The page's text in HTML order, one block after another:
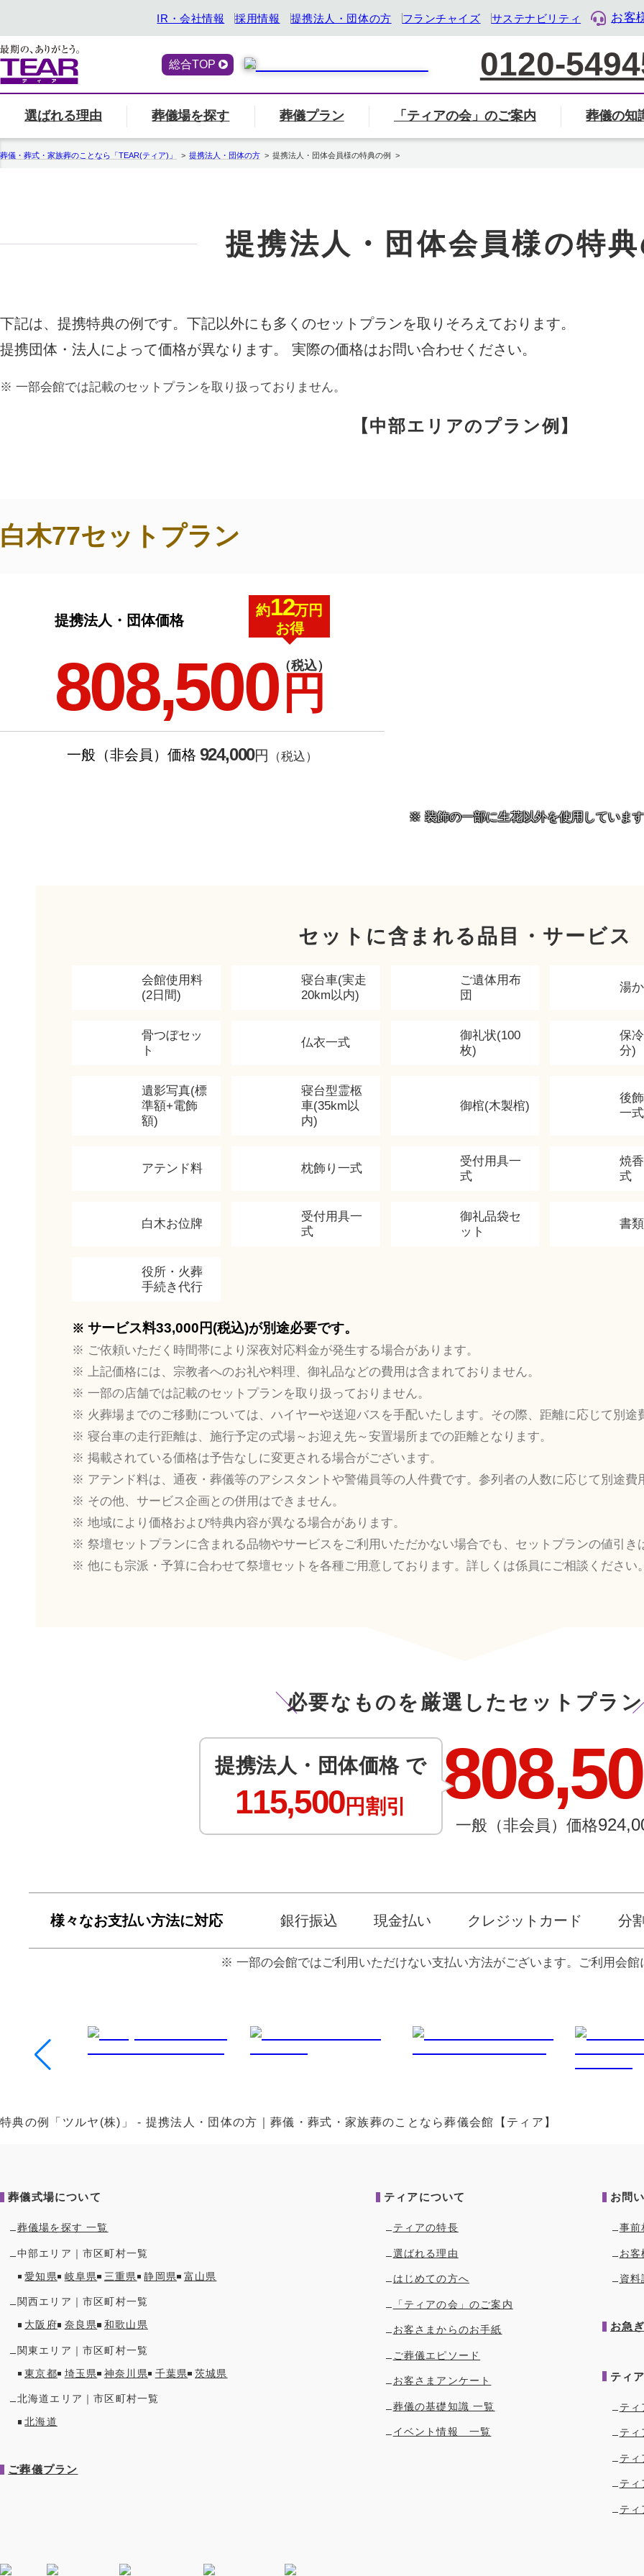
IR・会社情報 採用情報 提携法人・団体の方 フランチャイズ サステナビリティ お客
総合TOP 0120-
選ばれる理由
選ばれる理由一覧へ
エンバーミング
ご利用されたお客様の声
葬儀場を探す
エリア別の葬儀場一覧から探す
検索
葬儀プラン 「ティアの会」のご案内
「ティアの会」のご案内「ティアの会」のご案内ページへ
葬儀の知
喪主・ご遺族の方 家族葬について
終活サービス『トータル・ライフ・デザイン企業』として「終活」をサポート
葬儀・葬式・家族葬のことなら「TEAR(ティア)」 提携法人・団体の方 提携法人・団体会員様の特典の例
提携法人・団体会員様の特
下記は、提携特典の例です。下記以外にも多くのセットプランを取りそろえております。
提携団体・法人によって価格が異なります。 実際の価格はお問い合わせください。
一部会館では記載のセットプランを取り扱っておりません。
【中部エリアのプラン例】
白木77セットプラン
提携法人・団体価格
808,500 円
（税込）
約12万円
お得
一般（非会員）価格 924,000円 （税込）
装飾の一部に生花以外を使用していま
セットに含まれる品目・サービス
会館使用料
(2日間)
寝台車(実走
20km以内)
ご遺体用布
団
湯
骨つぼセッ
ト
仏衣一式
御礼状(100
枚)
保
分)
遺影写真(標
準額+電飾
額)
寝台型霊柩
車(35km以
内)
御棺(木製棺)
後
一
アテンド料 枕飾り一式
受付用具一
式
焼
式
白木お位牌
受付用具一
式
御礼品袋セ
ット
書
役所・火葬
手続き代行
サービス料33,000円(税込)が別途必要です。
ご依頼いただく時間帯により深夜対応料金が発生する場合があります。
上記価格には、宗教者へのお礼や料理、御礼品などの費用は含まれておりません。
一部の店舗では記載のセットプランを取り扱っておりません。
火葬場までのご移動については、ハイヤーや送迎バスを手配いたします。その際、距離に応じて別途
寝台車の走行距離は、施行予定の式場～お迎え先～安置場所までの距離となります。
掲載されている価格は予告なしに変更される場合がございます。
アテンド料は、通夜・葬儀等のアシスタントや警備員等の人件費です。参列者の人数に応じて別途
その他、サービス企画との併用はできません。
地域により価格および特典内容が異なる場合があります。
祭壇セットプランに含まれる品物やサービスをご利用いただかない場合でも、セットプランの値引き
他にも宗派・予算に合わせて祭壇セットを各種ご用意しております。詳しくは係員にご相談ください
必要なものを厳選したセットプラン
提携法人・団体価格 で
115,500円割引
一般（非会員）価格
様々なお支払い方法に対応 銀行振込 現金払い クレジットカード 分
⼀部の会館ではご利⽤いただけない⽀払い⽅法がございます。ご利⽤会
特典の例「ツルヤ(株)」 - 提携法人・団体の方｜葬儀・葬式・家族葬のことなら葬儀会館【ティア】
葬儀式場について
葬儀場を探す 一覧
中部エリア｜市区町村一覧
愛知県
岐阜県 三重県 静岡県 富山県
関西エリア｜市区町村一覧
大阪府
奈良県 和歌山県
関東エリア｜市区町村一覧
東京都
埼玉県 神奈川県 千葉県 茨城県
北海道エリア｜市区町村一覧
北海道
ご葬儀プラン
ティアについて
ティアの特長
選ばれる理由
はじめての方へ
「ティアの会」のご案内
お客さまからのお手紙
ご葬儀エピソード
お客さまアンケート
葬儀の基礎知識 一覧
イベント情報 一覧
お問
事前
お
資料
お急
ティ
テ
テ
テ
テ
テ